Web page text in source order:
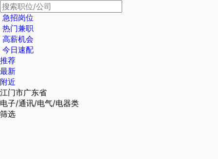
急招岗位
热门兼职
高薪机会
今日速配
推荐
最新
附近
江门市广东省
电子/通讯/电气/电器类
筛选